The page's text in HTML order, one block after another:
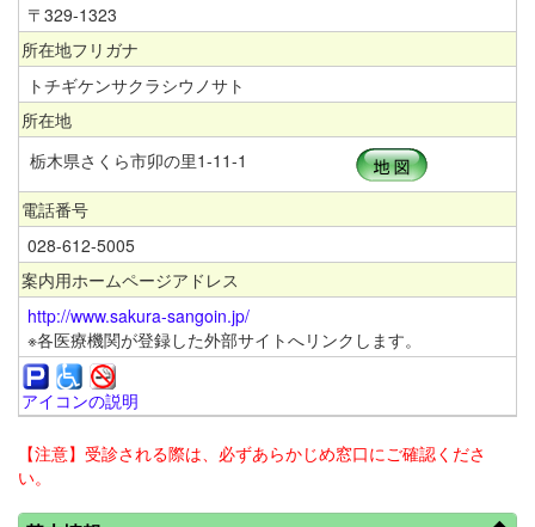
〒329-1323
所在地フリガナ
トチギケンサクラシウノサト
所在地
栃木県さくら市卯の里1-11-1
電話番号
028-612-5005
案内用ホームページアドレス
http://www.sakura-sangoin.jp/
※各医療機関が登録した外部サイトへリンクします。
アイコンの説明
【注意】受診される際は、必ずあらかじめ窓口にご確認くださ
い。